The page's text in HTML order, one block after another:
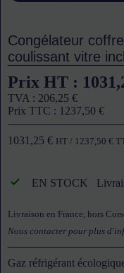
Congélateur
coulissant vitre
Prix HT :
TVA : 206,25 €
Prix TTC : 1237,50 €
1031,25 € HT / 1237,50 €
EN STOCK
Livraison en France, hors
Nous contacter pour plus
Gaz réfrigérant